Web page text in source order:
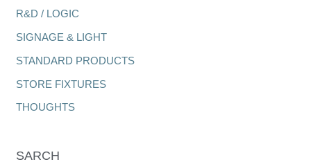
R&D / LOGIC
SIGNAGE & LIGHT
STANDARD PRODUCTS
STORE FIXTURES
THOUGHTS
SARCH